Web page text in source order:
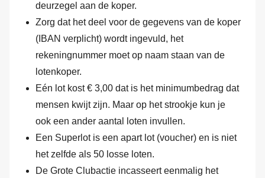
deurzegel aan de koper.
Zorg dat het deel voor de gegevens van de koper
(IBAN verplicht) wordt ingevuld, het
rekeningnummer moet op naam staan van de
lotenkoper.
Eén lot kost € 3,00 dat is het minimumbedrag dat
mensen kwijt zijn. Maar op het strookje kun je
ook een ander aantal loten invullen.
Een Superlot is een apart lot (voucher) en is niet
het zelfde als 50 losse loten.
De Grote Clubactie incasseert eenmalig het